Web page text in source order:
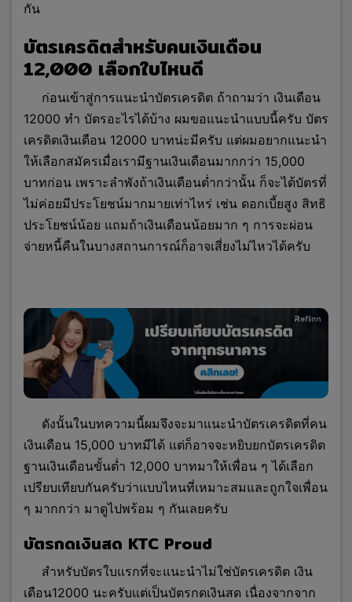
กัน
บัตรเครดิตสำหรับคนเงินเดือน
12,000 เลือกใบไหนดี
ก่อนเข้าสู่การแนะนำบัตรเครดิต ถ้าถามว่า เงินเดือน
12000 ทํา บัตรอะไรได้บ้าง ผมขอแนะนำแบบนี้ครับ บัตร
เครดิตเงินเดือน 12000 บาทน่ะมีครับ แต่ผมอยากแนะนำ
ให้เลือกสมัครเมื่อเรามีฐานเงินเดือนมากกว่า 15,000
บาทก่อน เพราะลำพังถ้าเงินเดือนต่ำกว่านั้น ก็จะได้บัตรที่
ไม่ค่อยมีประโยชน์มากมายเท่าไหร่ เช่น ดอกเบี้ยสูง สิทธิ
ประโยชน์น้อย แถมถ้าเงินเดือนน้อยมาก ๆ การจะผ่อน
จ่ายหนี้คืนในบางสถานการณ์ก็อาจเสี่ยงไม่ไหวได้ครับ
ดังนั้นในบทความนี้ผมจึงจะมาแนะนำบัตรเครดิตที่คน
เงินเดือน 15,000 บาทมีได้ แต่ก็อาจจะหยิบยกบัตรเครดิต
ฐานเงินเดือนขั้นต่ำ 12,000 บาทมาให้เพื่อน ๆ ได้เลือก
เปรียบเทียบกันครับว่าแบบไหนที่เหมาะสมและถูกใจเพื่อน
ๆ มากกว่า มาดูไปพร้อม ๆ กันเลยครับ
บัตรกดเงินสด KTC Proud
สำหรับบัตรใบแรกที่จะแนะนำไม่ใช่บัตรเครดิต เงิน
เดือน12000 นะครับแต่เป็นบัตรกดเงินสด เนื่องจากจาก